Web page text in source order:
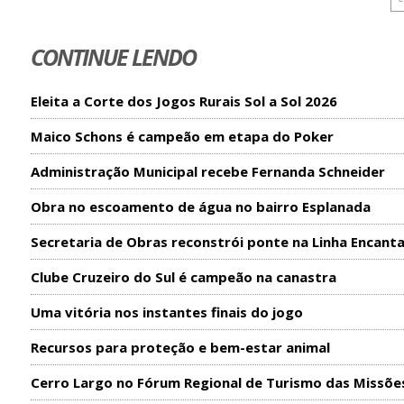
CONTINUE LENDO
Eleita a Corte dos Jogos Rurais Sol a Sol 2026
Maico Schons é campeão em etapa do Poker
Administração Municipal recebe Fernanda Schneider
Obra no escoamento de água no bairro Esplanada
Secretaria de Obras reconstrói ponte na Linha
Clube Cruzeiro do Sul é campeão na canastra
Uma vitória nos instantes finais do jogo
Recursos para proteção e bem-estar animal
Cerro Largo no Fórum Regional de Turismo das